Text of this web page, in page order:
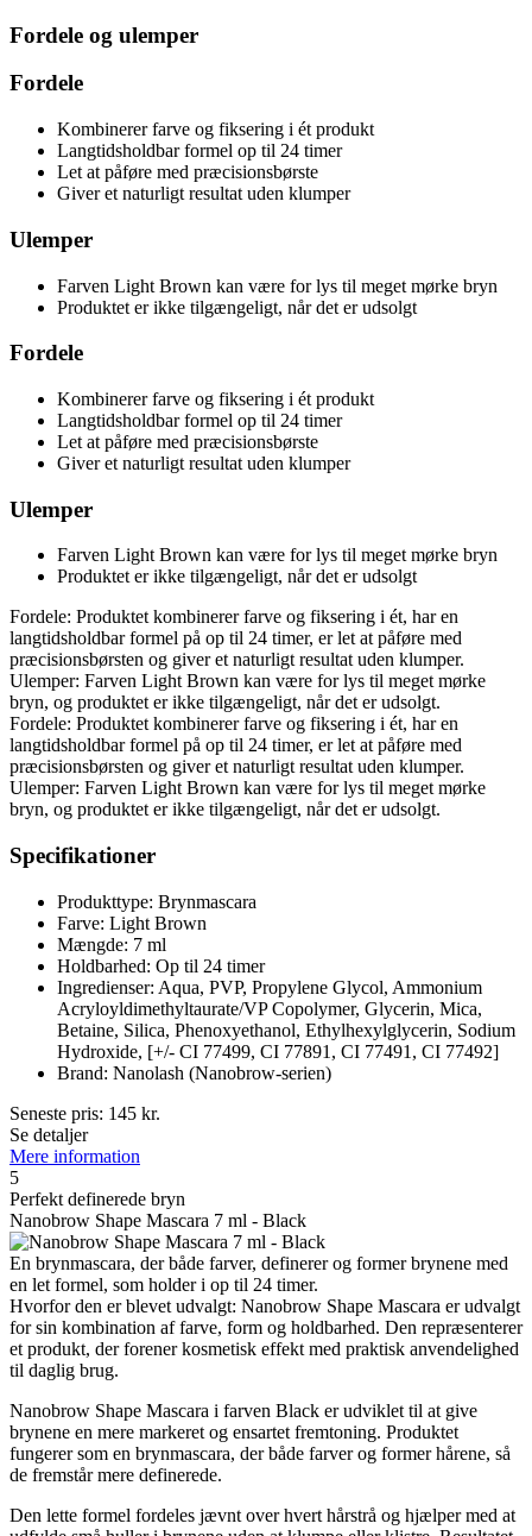
Fordele og ulemper
Fordele
Kombinerer farve og fiksering i ét produkt
Langtidsholdbar formel op til 24 timer
Let at påføre med præcisionsbørste
Giver et naturligt resultat uden klumper
Ulemper
Farven Light Brown kan være for lys til meget mørke bryn
Produktet er ikke tilgængeligt, når det er udsolgt
Fordele
Kombinerer farve og fiksering i ét produkt
Langtidsholdbar formel op til 24 timer
Let at påføre med præcisionsbørste
Giver et naturligt resultat uden klumper
Ulemper
Farven Light Brown kan være for lys til meget mørke bryn
Produktet er ikke tilgængeligt, når det er udsolgt
Fordele: Produktet kombinerer farve og fiksering i ét, har en
langtidsholdbar formel på op til 24 timer, er let at påføre med
præcisionsbørsten og giver et naturligt resultat uden klumper.
Ulemper: Farven Light Brown kan være for lys til meget mørke
bryn, og produktet er ikke tilgængeligt, når det er udsolgt.
Fordele: Produktet kombinerer farve og fiksering i ét, har en
langtidsholdbar formel på op til 24 timer, er let at påføre med
præcisionsbørsten og giver et naturligt resultat uden klumper.
Ulemper: Farven Light Brown kan være for lys til meget mørke
bryn, og produktet er ikke tilgængeligt, når det er udsolgt.
Specifikationer
Produkttype: Brynmascara
Farve: Light Brown
Mængde: 7 ml
Holdbarhed: Op til 24 timer
Ingredienser: Aqua, PVP, Propylene Glycol, Ammonium
Acryloyldimethyltaurate/VP Copolymer, Glycerin, Mica,
Betaine, Silica, Phenoxyethanol, Ethylhexylglycerin, Sodium
Hydroxide, [+/- CI 77499, CI 77891, CI 77491, CI 77492]
Brand: Nanolash (Nanobrow-serien)
Seneste pris: 145 kr.
Se detaljer
Mere information
5
Perfekt definerede bryn
Nanobrow Shape Mascara 7 ml - Black
En brynmascara, der både farver, definerer og former brynene med
en let formel, som holder i op til 24 timer.
Hvorfor den er blevet udvalgt: Nanobrow Shape Mascara er udvalgt
for sin kombination af farve, form og holdbarhed. Den repræsenterer
et produkt, der forener kosmetisk effekt med praktisk anvendelighed
til daglig brug.
Nanobrow Shape Mascara i farven Black er udviklet til at give
brynene en mere markeret og ensartet fremtoning. Produktet
fungerer som en brynmascara, der både farver og former hårene, så
de fremstår mere definerede.
Den lette formel fordeles jævnt over hvert hårstrå og hjælper med at